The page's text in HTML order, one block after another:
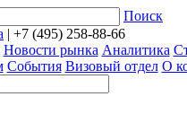
Поиск
| +7 (495) 258-88-66
Новости рынка Аналитика
События Визовый отдел О